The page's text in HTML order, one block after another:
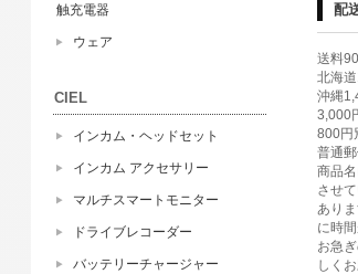
配
送料
北海
沖縄
3,000
800円
普通
商品
させ
あり
に時
お急
しく
触充電器
ウェア
CIEL
インカム・ヘッドセット
インカム アクセサリー
マルチスマートモニター
ドライブレコーダー
バッテリーチャージャー